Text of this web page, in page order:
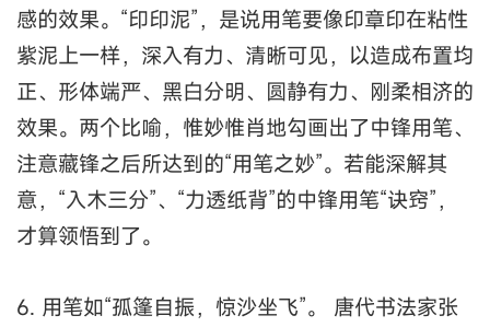
感的效果。“印印泥”，是说用笔要像印章印在粘性
紫泥上一样，深入有力、清晰可见，以造成布置均
正、形体端严、黑白分明、圆静有力、刚柔相济的
效果。两个比喻，惟妙惟肖地勾画出了中锋用笔、
注意藏锋之后所达到的“用笔之妙”。若能深解其
意，“入木三分”、“力透纸背”的中锋用笔“诀窍”，
才算领悟到了。
6. 用笔如“孤篷自振，惊沙坐飞”。 唐代书法家张